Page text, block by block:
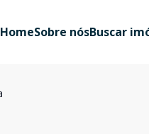
HomeSobre nósBuscar